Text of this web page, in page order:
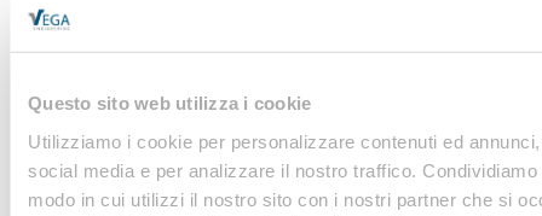
Questo sito web utilizza i cookie
Utilizziamo i cookie per personalizzare contenuti ed
social media e per analizzare il nostro traffico.
modo in cui utilizzi il nostro sito con i nostri partner che si
Iscriviti